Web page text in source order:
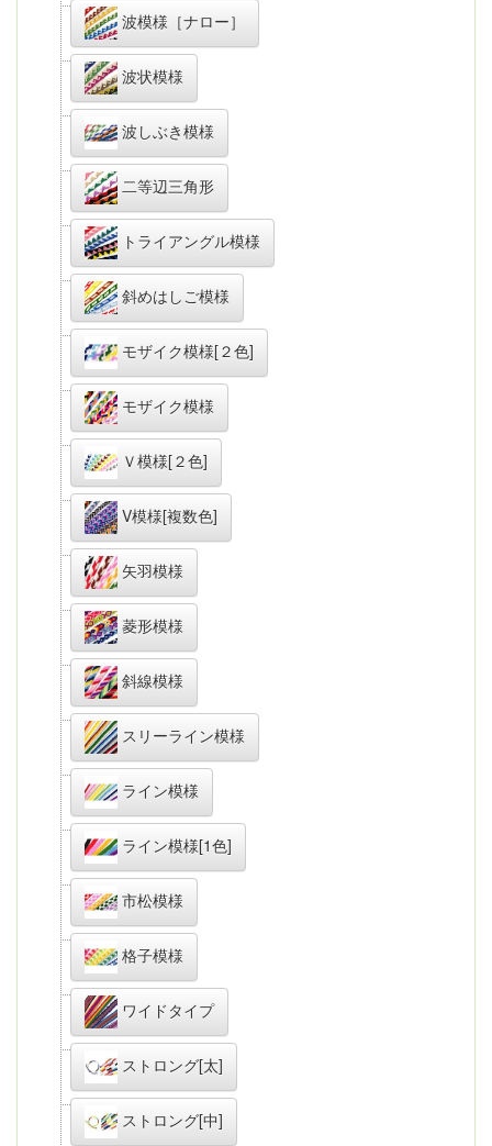
波模様［ナロー］
波状模様
波しぶき模様
二等辺三角形
トライアングル模様
斜めはしご模様
モザイク模様[２色]
モザイク模様
Ｖ模様[２色]
V模様[複数色]
矢羽模様
菱形模様
斜線模様
スリーライン模様
ライン模様
ライン模様[1色]
市松模様
格子模様
ワイドタイプ
ストロング[太]
ストロング[中]